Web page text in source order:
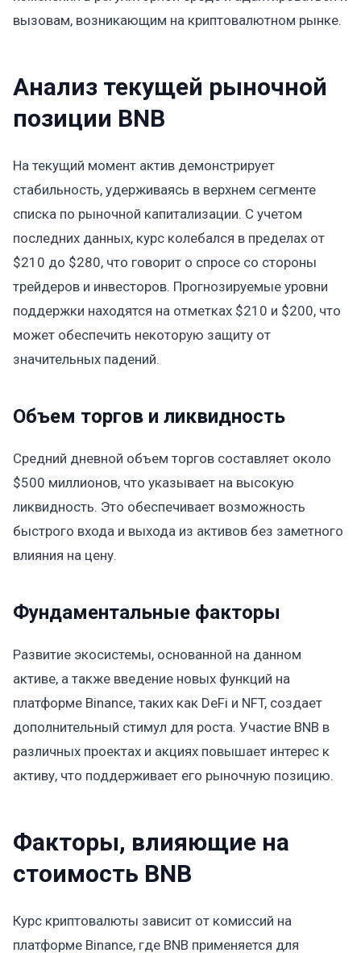
вызовам, возникающим на криптовалютном рынке.
Анализ текущей рыночной
позиции BNB
На текущий момент актив демонстрирует
стабильность, удерживаясь в верхнем сегменте
списка по рыночной капитализации. С учетом
последних данных, курс колебался в пределах от
$210 до $280, что говорит о спросе со стороны
трейдеров и инвесторов. Прогнозируемые уровни
поддержки находятся на отметках $210 и $200, что
может обеспечить некоторую защиту от
значительных падений.
Объем торгов и ликвидность
Средний дневной объем торгов составляет около
$500 миллионов, что указывает на высокую
ликвидность. Это обеспечивает возможность
быстрого входа и выхода из активов без заметного
влияния на цену.
Фундаментальные факторы
Развитие экосистемы, основанной на данном
активе, а также введение новых функций на
платформе Binance, таких как DeFi и NFT, создает
дополнительный стимул для роста. Участие BNB в
различных проектах и акциях повышает интерес к
активу, что поддерживает его рыночную позицию.
Факторы, влияющие на
стоимость BNB
Курс криптовалюты зависит от комиссий на
платформе Binance, где BNB применяется для